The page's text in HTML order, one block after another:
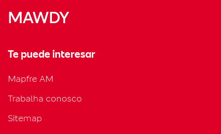
MAWDY
Te puede interesar
Mapfre AM
Trabalha conosco
Sitemap